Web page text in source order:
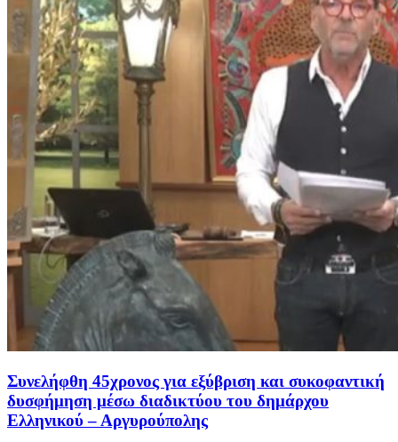
Συνελήφθη 45χρονος για εξύβριση και συκοφαντική
δυσφήμηση μέσω διαδικτύου του δημάρχου
Ελληνικού – Αργυρούπολης